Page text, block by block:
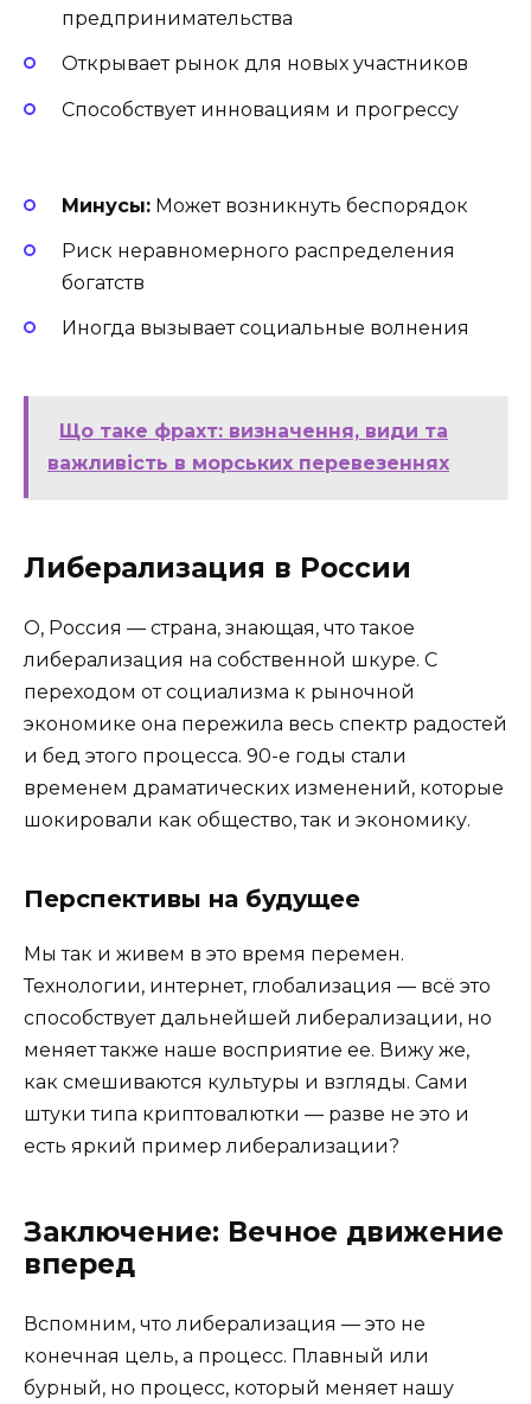
предпринимательства
Открывает рынок для новых участников
Способствует инновациям и прогрессу
Минусы: Может возникнуть беспорядок
Риск неравномерного распределения
богатств
Иногда вызывает социальные волнения
Що таке фрахт: визначення, види та
важливість в морських перевезеннях
Либерализация в России
О, Россия — страна, знающая, что такое
либерализация на собственной шкуре. С
переходом от социализма к рыночной
экономике она пережила весь спектр радостей
и бед этого процесса. 90-е годы стали
временем драматических изменений, которые
шокировали как общество, так и экономику.
Перспективы на будущее
Мы так и живем в это время перемен.
Технологии, интернет, глобализация — всё это
способствует дальнейшей либерализации, но
меняет также наше восприятие ее. Вижу же,
как смешиваются культуры и взгляды. Сами
штуки типа криптовалютки — разве не это и
есть яркий пример либерализации?
Заключение: Вечное движение
вперед
Вспомним, что либерализация — это не
конечная цель, а процесс. Плавный или
бурный, но процесс, который меняет нашу